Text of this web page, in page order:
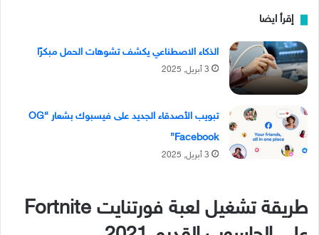
إقرأ ايضا
الذكاء الاصطناعي يكشف تشوهات الحمل مبكرًا
3 أبريل, 2025
تبويب الأصدقاء الجديد على فيسبوك بشعار “OG
Facebook”
3 أبريل, 2025
طريقة تشغيل لعبة فورتنايت Fortnite